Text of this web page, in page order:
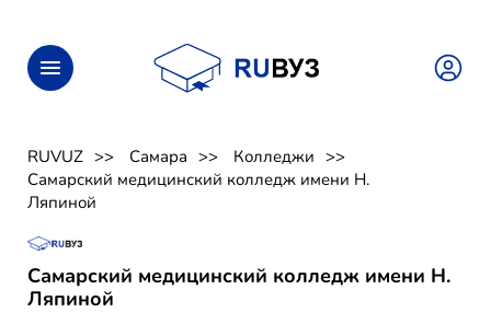
RUVUZ Самара
Колледжи
Самарский медицинский колледж имени Н.
Ляпиной
Самарский медицинский колледж имени Н.
Ляпиной